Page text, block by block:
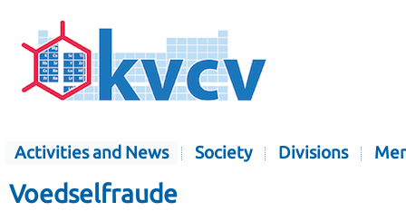
Activities and News Society Divisions
Voedselfraude